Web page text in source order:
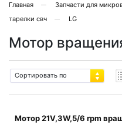
Главная Запчасти для
тарелки свч
LG
Мотор
Сортировать по
Мотор 21V,3W,5/6 rpm